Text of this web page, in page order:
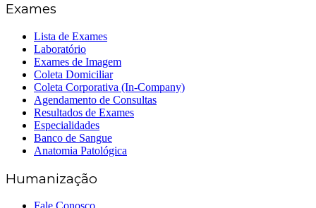
Exames
Lista de Exames
Laboratório
Exames de Imagem
Coleta Domiciliar
Coleta Corporativa (In-Company)
Agendamento de Consultas
Resultados de Exames
Especialidades
Banco de Sangue
Anatomia Patológica
Humanização